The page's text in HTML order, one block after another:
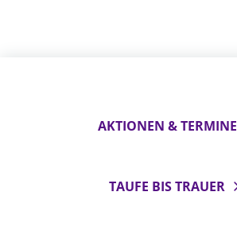
AKTIONEN & TERMINE
TAUFE BIS TRAUER